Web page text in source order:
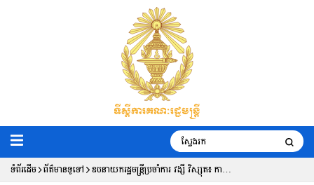
ទំព័រដើម ព័ត៌មានទូទៅ ឧបនាយករដ្ឋមន្ត្រីប្រចាំការ វង្សី វិស្សុត៖ ការ